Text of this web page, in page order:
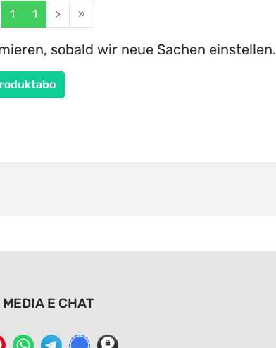
1 1 > »
sobald wir neue Sachen einstellen.
E CHAT